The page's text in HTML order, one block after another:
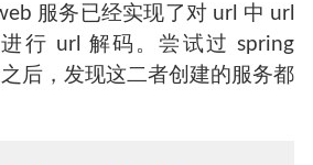
服务已经实现了对 url 中 url
行 url 解码。尝试过 spring
后，发现这二者创建的服务都